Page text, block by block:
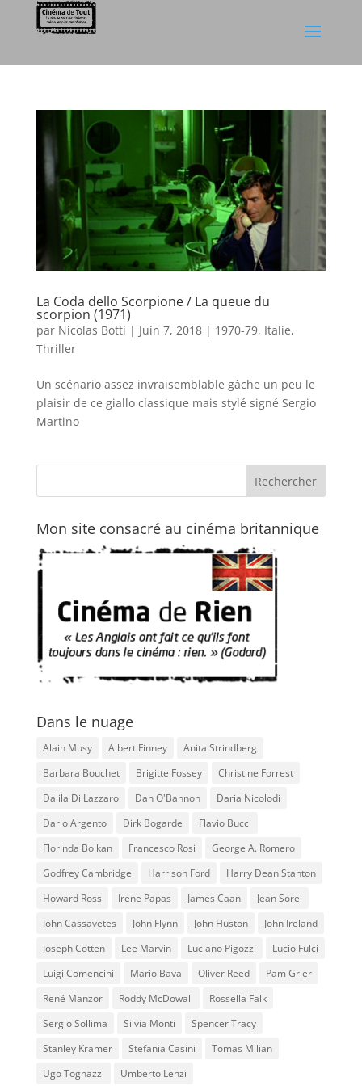
La Coda dello Scorpione / La queue du
scorpion (1971)
par Nicolas Botti | Juin 7, 2018| 1970-79, Italie,
Thriller
Un scénario assez invraisemblable gâche un peu le
plaisir de ce giallo classique mais stylé signé Sergio
Martino
Mon site consacré au cinéma britannique
Dans le nuage
Alain Musy Albert Finney
Anita Strindberg
Barbara Bouchet
Brigitte Fossey
Christine Forrest
Dalila Di Lazzaro
Dan O'Bannon
Daria Nicolodi
Dario Argento
Dirk Bogarde
Flavio Bucci
Florinda Bolkan
Francesco Rosi
George A. Romero
Godfrey Cambridge
Harrison Ford
Harry Dean Stanton
Howard Ross
Irene Papas James Caan
Jean Sorel
John Cassavetes
John Flynn John Huston
John Ireland
Joseph Cotten
Lee Marvin Luciano Pigozzi
Lucio Fulci
Luigi Comencini
Mario Bava Oliver Reed
Pam Grier
René Manzor
Roddy McDowall
Rossella Falk
Sergio Sollima
Silvia Monti
Spencer Tracy
Stanley Kramer
Stefania Casini
Tomas Milian
Ugo Tognazzi
Umberto Lenzi